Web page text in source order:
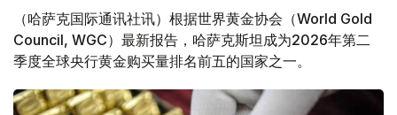
（哈萨克国际通讯社讯）根据世界黄金协会（World Gold
Council, WGC）最新报告，哈萨克斯坦成为2026年第二
季度全球央行黄金购买量排名前五的国家之一。